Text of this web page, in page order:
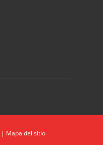
| Mapa del sitio